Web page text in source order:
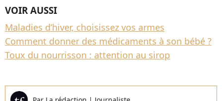
VOIR AUSSI
Maladies d’hiver, choisissez vos armes
Comment donner des médicaments à son bébé ?
Toux du nourrisson : attention au sirop